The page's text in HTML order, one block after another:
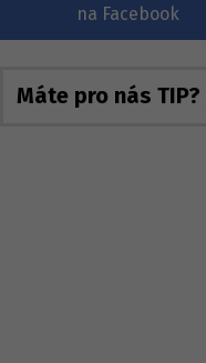
na Facebook
Máte pro nás TIP?